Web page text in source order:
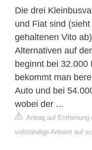
Die drei
und Fiat sind
gehaltenen Vito
Alternativen auf
beginnt bei 32.000
bekommt man
Auto und bei
wobei der ...
Antrag auf Entfernung
vollständige Antwort auf